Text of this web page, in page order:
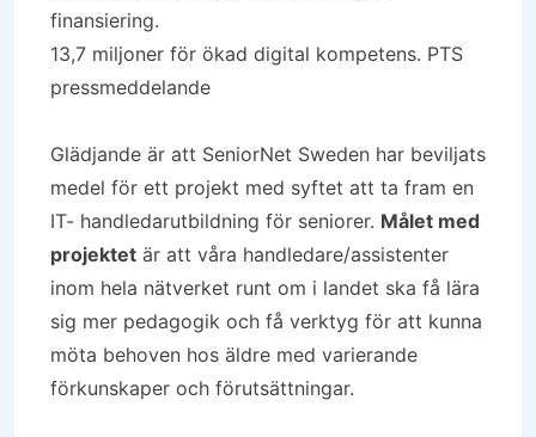
finansiering.
13,7 miljoner för ökad digital kompetens. PTS
pressmeddelande
Glädjande är att SeniorNet Sweden har beviljats
medel för ett projekt med syftet att ta fram en
IT- handledarutbildning för seniorer. Målet med
projektet är att våra handledare/assistenter
inom hela nätverket runt om i landet ska få lära
sig mer pedagogik och få verktyg för att kunna
möta behoven hos äldre med varierande
förkunskaper och förutsättningar.